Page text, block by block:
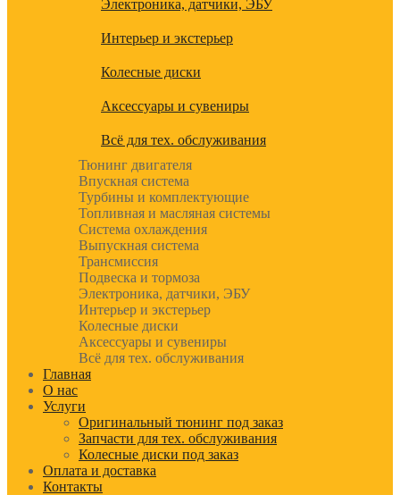
Электроника, датчики, ЭБУ
Интерьер и экстерьер
Колесные диски
Аксессуары и сувениры
Всё для тех. обслуживания
Тюнинг двигателя
Впускная система
Турбины и комплектующие
Топливная и масляная системы
Система охлаждения
Выпускная система
Трансмиссия
Подвеска и тормоза
Электроника, датчики, ЭБУ
Интерьер и экстерьер
Колесные диски
Аксессуары и сувениры
Всё для тех. обслуживания
Главная
О нас
Услуги
Оригинальный тюнинг под заказ
Запчасти для тех. обслуживания
Колесные диски под заказ
Оплата и доставка
Контакты